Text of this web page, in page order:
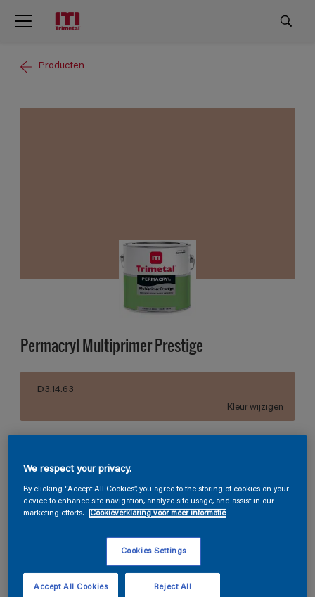
Producten
Permacryl Multiprimer Prestige
D3.14.63
Kleur wijzigen
1 L
Aantal Verfcalculator
Bereken
Vind een winkel
We respect your privacy.
By clicking “Accept All Cookies”, you agree to the storing of cookies on your
device to enhance site navigation, analyze site usage, and assist in our
marketing efforts.
Cookieverklaring voor meer informatie
Cookies Settings
Reject All
Accept All Cookies